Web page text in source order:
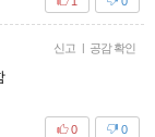
신고 | 공감 확인
0
0